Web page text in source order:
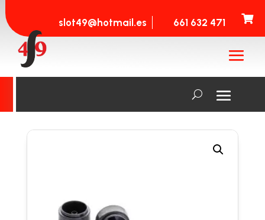
slot49@hotmail.es 661 632 471 